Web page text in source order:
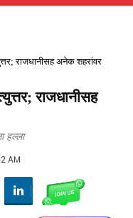
राजधानीसह अनेक शहरांवर
राजधानीसह
हल्ला
AM